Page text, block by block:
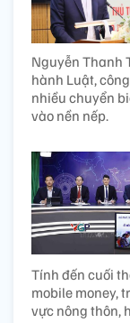
Nguyễn Thanh
hành Luật,
nhiều chuyển
vào nền nếp.
Tính đến cuối
mobile money,
vực nông thôn,